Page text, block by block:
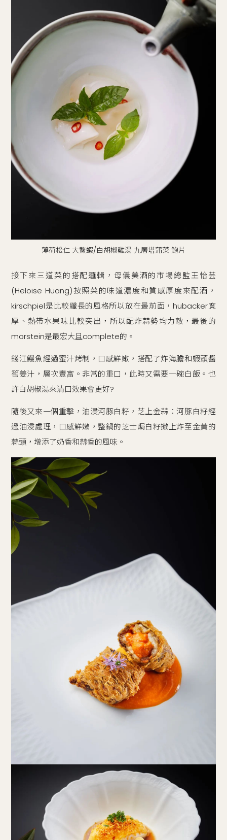
薄荷松仁 大鰲蝦/白胡椒雞湯 九層塔蒲菜 鮑片
接下來三道菜的搭配邏輯，母儀美酒的市場總監王怡芸
(Heloise Huang)按照菜的味道濃度和質感厚度來配酒，
kirschpiel是比較纖長的風格所以放在最前面，hubacker寬
厚、熱帶水果味比較突出，所以配炸蒜勢均力敵，最後的
morstein是最宏大且complete的。
錢江鰻魚經過蜜汁烤制，口感鮮嫩，搭配了炸海膽和蝦頭醬
筍姜汁，層次豐富。非常的重口，此時又需要一碗白飯。也
許白胡椒湯來清口效果會更好?
隨後又來一個重擊，油浸河豚白籽，芝上金蒜：河豚白籽經
過油浸處理，口感鮮嫩，整鍋的芝士焗白籽撒上炸至金黃的
蒜頭，增添了奶香和蒜香的風味。